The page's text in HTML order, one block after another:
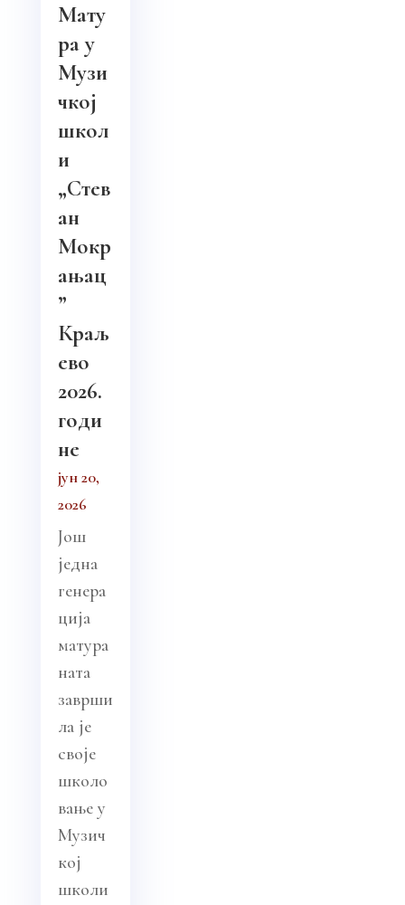
Мату
ра у
Музи
чкој
школ
и
„Стев
ан
Мокр
ањац
”
Краљ
ево
2026.
годи
не
јун 20,
2026
Још
једна
генера
ција
матура
ната
заврши
ла је
своје
школо
вање у
Музич
кој
школи